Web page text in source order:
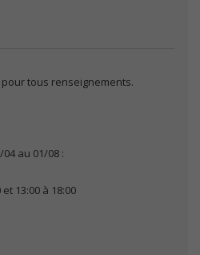
tous renseignements.
au 01/08 :
et 13:00 à 18:00